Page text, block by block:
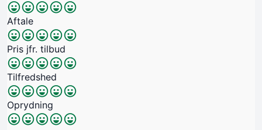
Aftale
Pris jfr. tilbud
Tilfredshed
Oprydning